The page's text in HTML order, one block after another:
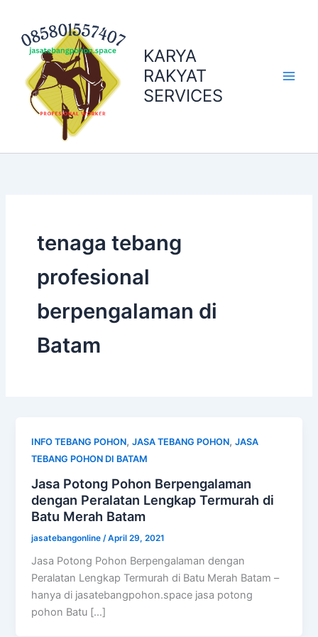
content
KARYA
RAKYAT
SERVICES
tenaga tebang
profesional
berpengalaman di
Batam
INFO TEBANG POHON,JASA TEBANG POHON,JASA
TEBANG POHON DI BATAM
Jasa Potong Pohon Berpengalaman
dengan Peralatan Lengkap Termurah di
Batu Merah Batam
jasatebangonline /April 29, 2021
Jasa Potong Pohon Berpengalaman dengan
Peralatan Lengkap Termurah di Batu Merah Batam –
hanya di jasatebangpohon.space jasa potong
pohon Batu […]